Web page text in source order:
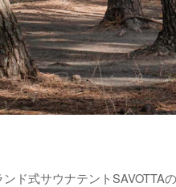
ド式サウナテントSAVOTTA